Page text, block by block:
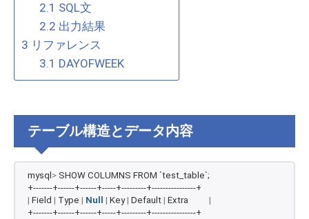
2.1 SQL文
2.2 出力結果
3 リファレンス
3.1 DAYOFWEEK
テーブル構造とデータ内容
mysql > SHOW COLUMNS FROM `test_table`;
+-------+------+------+-----+---------+----------------+
| Field | Type | Null | Key | Default | Extra |
+-------+------+------+-----+---------+----------------+